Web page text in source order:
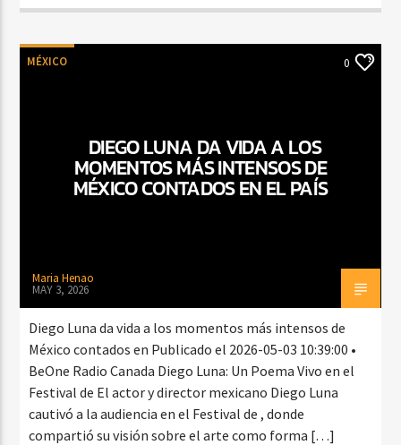
MÉXICO 0
DIEGO LUNA DA VIDA A LOS
MOMENTOS MÁS INTENSOS DE
MÉXICO CONTADOS EN EL PAÍS
Maria Henao
MAY 3, 2026
Diego Luna da vida a los momentos más intensos de
México contados en Publicado el 2026-05-03 10:39:00 •
BeOne Radio Canada Diego Luna: Un Poema Vivo en el
Festival de El actor y director mexicano Diego Luna
cautivó a la audiencia en el Festival de , donde
compartió su visión sobre el arte como forma […]